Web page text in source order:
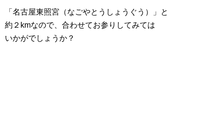
「名古屋東照宮（なごやとうしょうぐう）」と
約２kmなので、合わせてお参りしてみては
いかがでしょうか？